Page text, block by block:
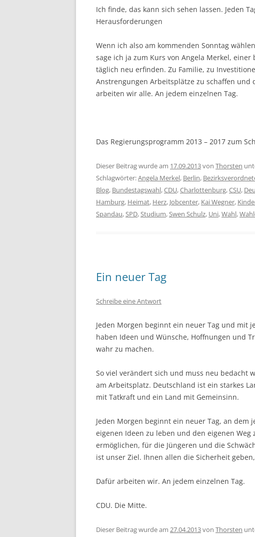
Ich finde, das kann sich sehen lassen. Jeden
Herausforderungen
Wenn ich also am kommenden Sonntag
sage ich ja zum Kurs von Angela Merkel,
täglich neu erfinden. Zu Familie, zu
Anstrengungen Arbeitsplätze zu schaffen
arbeiten wir alle. An jedem einzelnen Tag.
Das Regierungsprogramm 2013 – 2017 zum
Dieser Beitrag wurde am 17.09.2013von Thorsten
Schlagwörter:Angela Merkel, Berlin,
Blog, Bundestagswahl,CDU,Charlottenburg,CSU,
Hamburg, Heimat, Herz, Jobcenter, Kai Wegner,
Spandau,SPD,Studium,Swen Schulz, Uni,Wahl,
Ein neuer Tag
Schreibe eine Antwort
Jeden Morgen beginnt ein neuer Tag und mit
haben Ideen und Wünsche, Hoffnungen und
wahr zu machen.
So viel verändert sich und muss neu bedacht
am Arbeitsplatz. Deutschland ist ein starkes
mit Tatkraft und ein Land mit Gemeinsinn.
Jeden Morgen beginnt ein neuer Tag, an
eigenen Ideen zu leben und den eigenen Weg
ermöglichen, für die Jüngeren und die
ist unser Ziel. Ihnen allen die Sicherheit
Dafür arbeiten wir. An jedem einzelnen Tag.
CDU. Die Mitte.
Dieser Beitrag wurde am 27.04.2013von Thorsten